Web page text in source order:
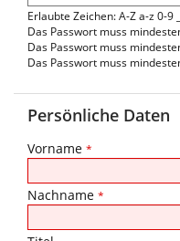
Erlaubte Zeichen: A-Z a-z 0-9
Das Passwort muss
Das Passwort muss
Das Passwort muss
Persönliche Daten
Vorname *
Nachname *